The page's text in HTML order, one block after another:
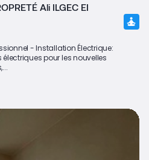
Ali ILGEC EI
- Installation Électrique:
pour les nouvelles